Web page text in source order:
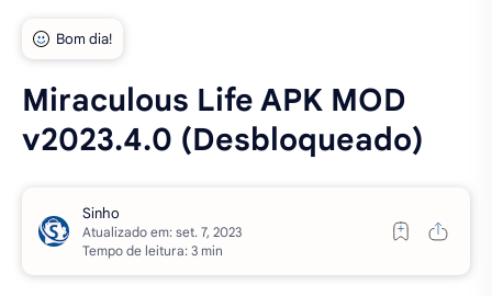
Miraculous Life APK MOD
v2023.4.0 (Desbloqueado)
Atualizado em:
Tempo de leitura: 3 min